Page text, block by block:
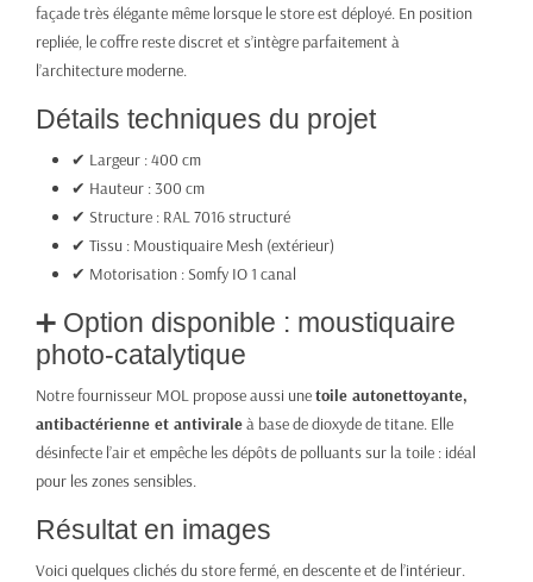
façade très élégante même lorsque le store est déployé. En position
repliée, le coffre reste discret et s’intègre parfaitement à
l’architecture moderne.
Détails techniques du projet
✔ Largeur : 400 cm
✔ Hauteur : 300 cm
✔ Structure : RAL 7016 structuré
✔ Tissu : Moustiquaire Mesh (extérieur)
✔ Motorisation : Somfy IO 1 canal
➕ Option disponible : moustiquaire
photo-catalytique
Notre fournisseur MOL propose aussi unetoile autonettoyante,
antibactérienne et antiviraleà base de dioxyde de titane. Elle
désinfecte l’air et empêche les dépôts de polluants sur la toile : idéal
pour les zones sensibles.
Résultat en images
Voici quelques clichés du store fermé, en descente et de l’intérieur.